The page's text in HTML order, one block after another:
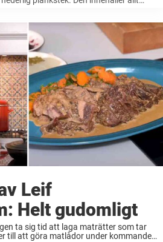
Leif
Helt gudomligt
ta sig tid att laga maträtter som tar
till att göra matlådor under kommande